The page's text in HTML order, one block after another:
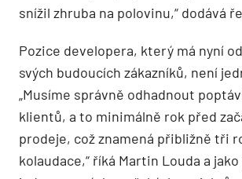
snížil zhruba na polovinu,“ dodává
Pozice developera, který má nyní
svých budoucích zákazníků, není
„Musíme správně odhadnout
klientů, a to minimálně rok před
prodeje, což znamená přibližně tři
kolaudace,“ říká Martin Louda a